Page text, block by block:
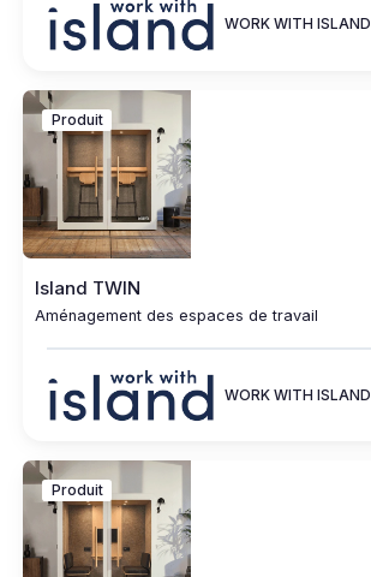
WORK WITH ISLAND
Produit
Island TWIN
Aménagement des espaces de travail
WORK WITH ISLAND
Produit